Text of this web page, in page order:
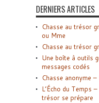
DERNIERS ARTICLES
Chasse au trésor
ou Mme
Chasse au trésor
Une boîte à outils
messages codés
Chasse anonyme
L’Écho du Temps
trésor se prépare